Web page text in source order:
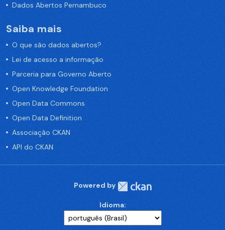
Dados Abertos Pernambuco
Saiba mais
O que são dados abertos?
Lei de acesso a informação
Parceria para Governo Aberto
Open Knowledge Foundation
Open Data Commons
Open Data Definition
Associação CKAN
API do CKAN
Powered by
Idioma